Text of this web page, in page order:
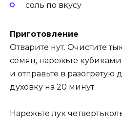
соль по вкусу
Приготовление
Отварите нут. Очистите
семян, нарежьте
и отправьте в разогретую
духовку на 20 минут.
Нарежьте лук